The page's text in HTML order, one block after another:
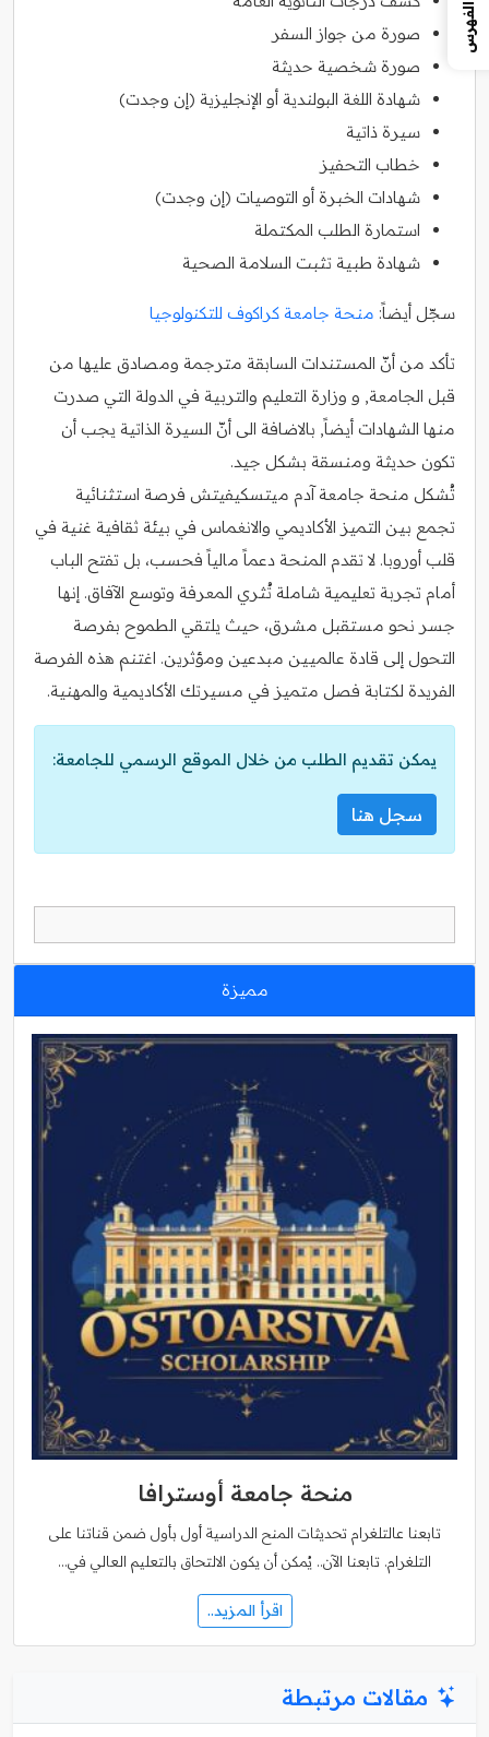
صورة من جواز السفر
صورة شخصية حديثة
شهادة اللغة البولندية أو الإنجليزية (إن وجدت)
سيرة ذاتية
خطاب التحفيز
شهادات الخبرة أو التوصيات (إن وجدت)
استمارة الطلب المكتملة
شهادة طبية تثبت السلامة الصحية
سجّل أيضاً: منحة جامعة كراكوف للتكنولوجيا
تأكد من أنّ المستندات السابقة مترجمة ومصادق عليها من
قبل الجامعة, و وزارة التعليم والتربية في الدولة التي صدرت
منها الشهادات أيضاً, بالاضافة الى أنّ السيرة الذاتية يجب أن
تكون حديثة ومنسقة بشكل جيد.
تُشكل منحة جامعة آدم ميتسكيفيتش فرصة استثنائية
تجمع بين التميز الأكاديمي والانغماس في بيئة ثقافية غنية في
قلب أوروبا. لا تقدم المنحة دعماً مالياً فحسب، بل تفتح الباب
أمام تجربة تعليمية شاملة تُثري المعرفة وتوسع الآفاق. إنها
جسر نحو مستقبل مشرق، حيث يلتقي الطموح بفرصة
التحول إلى قادة عالميين مبدعين ومؤثرين. اغتنم هذه الفرصة
الفريدة لكتابة فصل متميز في مسيرتك الأكاديمية والمهنية.
يمكن تقديم الطلب من خلال الموقع الرسمي للجامعة:
سجل هنا
مميزة
منحة جامعة أوسترافا
تابعنا عالتلغرام تحديثات المنح الدراسية أول بأول ضمن قناتنا على
التلغرام. تابعنا الآن.. يُمكن أن يكون الالتحاق بالتعليم العالي في…
اقرأ المزيد..
مقالات مرتبطة
الفهرس